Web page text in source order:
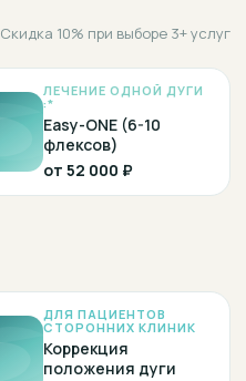
Скидка 10% при выборе 3+ услуг
ЛЕЧЕНИЕ ОДНОЙ ДУГИ
:*
Easy-ONE (6-10
флексов)
от 52 000 ₽
ДЛЯ ПАЦИЕНТОВ
СТОРОННИХ КЛИНИК
Коррекция
положения дуги